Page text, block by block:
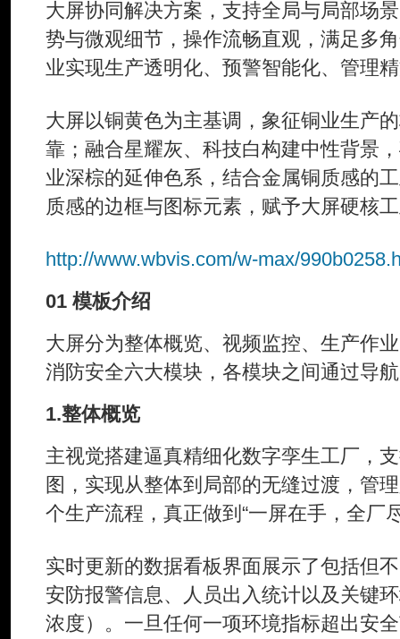
大屏协同解决方案，支持全局与局部场
势与微观细节，操作流畅直观，满足多
业实现生产透明化、预警智能化、管理
大屏以铜黄色为主基调，象征铜业生产
靠；融合星耀灰、科技白构建中性背景
业深棕的延伸色系，结合金属铜质感的
质感的边框与图标元素，赋予大屏硬核
http://www.wbvis.com/w-max/
01 模板介绍
大屏分为整体概览、视频监控、生产作
消防安全六大模块，各模块之间通过导
1.整体概览
主视觉搭建逼真精细化数字孪生工厂，
图，实现从整体到局部的无缝过渡，管
个生产流程，真正做到“一屏在手，全厂
实时更新的数据看板界面展示了包括但
安防报警信息、人员出入统计以及关键
浓度）。一旦任何一项环境指标超出安